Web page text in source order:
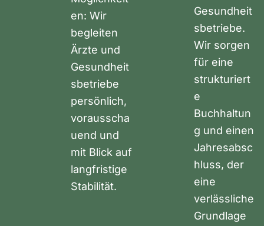
en: Wir
begleiten
Ärzte und
Gesundheit
sbetriebe
persönlich,
vorausscha
uend und
mit Blick auf
langfristige
Stabilität.
Gesundheit
sbetriebe.
Wir sorgen
für eine
strukturiert
e
Buchhaltun
g und einen
Jahresabsc
hluss, der
eine
verlässliche
Grundlage